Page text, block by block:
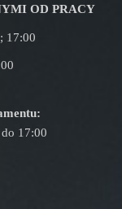
OD PRACY
17:00
17:00